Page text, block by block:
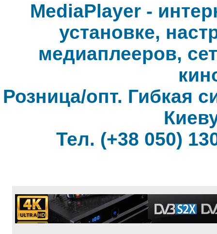
MediaPlayer -
установке,
медиаплееров,
Розница/опт. Гибкая
Тел. (+38 050)